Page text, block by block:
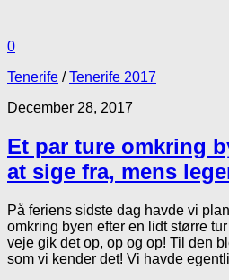
0
Tenerife /Tenerife 2017
December 28, 2017
Et par ture omkring
at sige fra, mens
På feriens sidste dag havde vi
omkring byen efter en lidt større
veje gik det op, op og op! Til den
som vi kender det! Vi havde